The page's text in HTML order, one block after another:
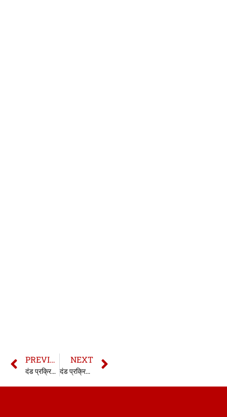
PREVIOUS
दंड प्रक्रिया संहिता की धारा 258 | सीआरपीसी की धारा 258 | 258 CrPC in hindi
NEXT
दंड प्रक्रिया संहिता की धारा 260 | सीआरपीसी की धारा 260 | 260 CrPC in hindi